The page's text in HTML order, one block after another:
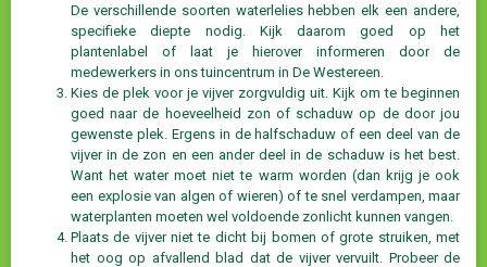
De verschillende soorten waterlelies hebben elk een andere,
specifieke diepte nodig. Kijk daarom goed op het
plantenlabel of laat je hierover informeren door de
medewerkers in ons tuincentrum in De Westereen.
Kies de plek voor je vijver zorgvuldig uit. Kijk om te beginnen
goed naar de hoeveelheid zon of schaduw op de door jou
gewenste plek. Ergens in de halfschaduw of een deel van de
vijver in de zon en een ander deel in de schaduw is het best.
Want het water moet niet te warm worden (dan krijg je ook
een explosie van algen of wieren) of te snel verdampen, maar
waterplanten moeten wel voldoende zonlicht kunnen vangen.
Plaats de vijver niet te dicht bij bomen of grote struiken, met
het oog op afvallend blad dat de vijver vervuilt. Probeer de